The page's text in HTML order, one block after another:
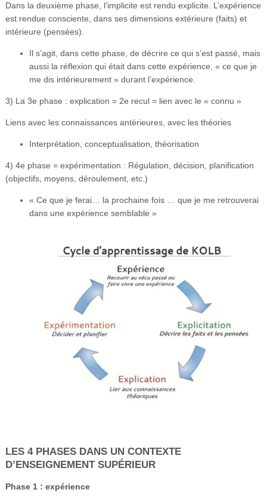
Dans la deuxième phase, l’implicite est rendu explicite. L’expérience
est rendue consciente, dans ses dimensions extérieure (faits) et
intérieure (pensées).
Il s’agit, dans cette phase, de décrire ce qui s’est passé, mais
aussi la réflexion qui était dans cette expérience, « ce que je
me dis intérieurement » durant l’expérience.
3) La 3e phase : explication = 2e recul = lien avec le « connu »
Liens avec les connaissances antérieures, avec les théories
Interprétation, conceptualisation, théorisation
4) 4e phase = expérimentation : Régulation, décision, planification
(objectifs, moyens, déroulement, etc.)
« Ce que je ferai… la prochaine fois … que je me retrouverai
dans une expérience semblable »
LES 4 PHASES DANS UN CONTEXTE
D’ENSEIGNEMENT SUPÉRIEUR
Phase 1 : expérience